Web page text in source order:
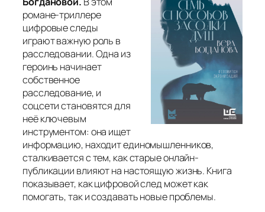
романе-триллере
цифровые следы
играют важную роль в
расследовании. Одна из
героинь начинает
собственное
расследование, и
соцсети становятся для
неё ключевым
инструментом: она ищет
информацию, находит единомышленников,
сталкивается с тем, как старые онлайн-
публикации влияют на настоящую жизнь. Книга
показывает, как цифровой след может как
помогать, так и создавать новые проблемы.